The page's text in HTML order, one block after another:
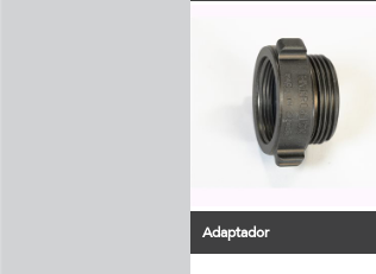
Adaptador